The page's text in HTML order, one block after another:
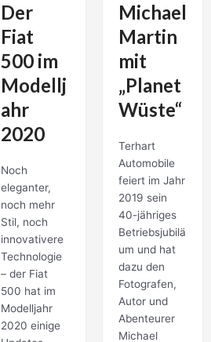
Der
Fiat
500 im
Modellj
ahr
2020
Noch
eleganter,
noch mehr
Stil, noch
innovativere
Technologie
– der Fiat
500 hat im
Modelljahr
2020 einige
Michael
Martin
mit
„Planet
Wüste“
Terhart
Automobile
feiert im Jahr
2019 sein
40-jähriges
Betriebsjubilä
um und hat
dazu den
Fotografen,
Autor und
Abenteurer
Michael